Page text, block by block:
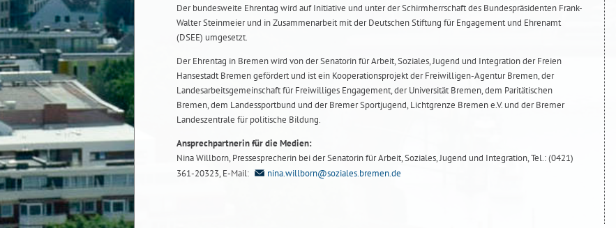
Der bundesweite Ehrentag wird auf Initiative und unter der Schirmherrschaft des Bundespräsidenten Frank-
Walter Steinmeier und in Zusammenarbeit mit der Deutschen Stiftung für Engagement und Ehrenamt
(DSEE) umgesetzt.
Der Ehrentag in Bremen wird von der Senatorin für Arbeit, Soziales, Jugend und Integration der Freien
Hansestadt Bremen gefördert und ist ein Kooperationsprojekt der Freiwilligen-Agentur Bremen, der
Landesarbeitsgemeinschaft für Freiwilliges Engagement, der Universität Bremen, dem Paritätischen
Bremen, dem Landessportbund und der Bremer Sportjugend, Lichtgrenze Bremen e.V. und der Bremer
Landeszentrale für politische Bildung.
Ansprechpartnerin für die Medien:
Nina Willborn, Pressesprecherin bei der Senatorin für Arbeit, Soziales, Jugend und Integration, Tel.: (0421)
361-20323, E-Mail:
nina.willborn@soziales.bremen.de